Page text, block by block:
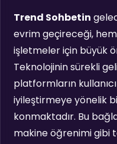
Trend Sohbetin
evrim geçireceği,
işletmeler için büyük
Teknolojinin sürekli
platformların
iyileştirmeye yönelik
konmaktadır. Bu
makine öğrenimi gibi